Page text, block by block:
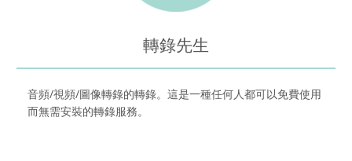
轉錄先生
音頻/視頻/圖像轉錄的轉錄。這是一種任何人都可以免費使用
而無需安裝的轉錄服務。